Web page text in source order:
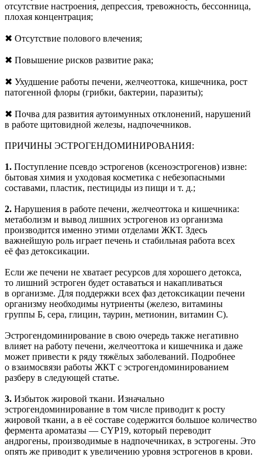
отсутствие настроения, депрессия, тревожность, бессонница,
плохая концентрация;
✖ Отсутствие полового влечения;
✖ Повышение рисков развитие рака;
✖ Ухудшение работы печени, желчеоттока, кишечника, рост
патогенной флоры (грибки, бактерии, паразиты);
✖ Почва для развития аутоимунных отклонений, нарушений
в работе щитовидной железы, надпочечников.
ПРИЧИНЫ ЭСТРОГЕНДОМИНИРОВАНИЯ:
1. Поступление псевдо эстрогенов (ксеноэстрогенов) извне:
бытовая химия и уходовая косметика с небезопасными
составами, пластик, пестициды из пищи и т. д.;
2. Нарушения в работе печени, желчеоттока и кишечника:
метаболизм и вывод лишних эстрогенов из организма
производится именно этими отделами ЖКТ. Здесь
важнейшую роль играет печень и стабильная работа всех
её фаз детоксикации.
Если же печени не хватает ресурсов для хорошего детокса,
то лишний эстроген будет оставаться и накапливаться
в организме. Для поддержки всех фаз детоксикации печени
организму необходимы нутриенты (железо, витамины
группы Б, сера, глицин, таурин, метионин, витамин С).
Эстрогендоминирование в свою очередь также негативно
влияет на работу печени, желчеоттока и кишечника и даже
может привести к ряду тяжёлых заболеваний. Подробнее
о взаимосвязи работы ЖКТ с эстрогендоминированием
разберу в следующей статье.
3. Избыток жировой ткани. Изначально
эстрогендоминирование в том числе приводит к росту
жировой ткани, а в её составе содержится большое количество
фермента ароматазы — CYP19, который переводит
андрогены, производимые в надпочечниках, в эстрогены. Это
опять же приводит к увеличению уровня эстрогенов в крови.